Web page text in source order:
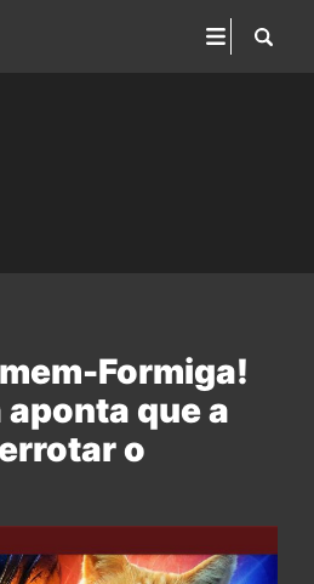
Formiga!
que a
o